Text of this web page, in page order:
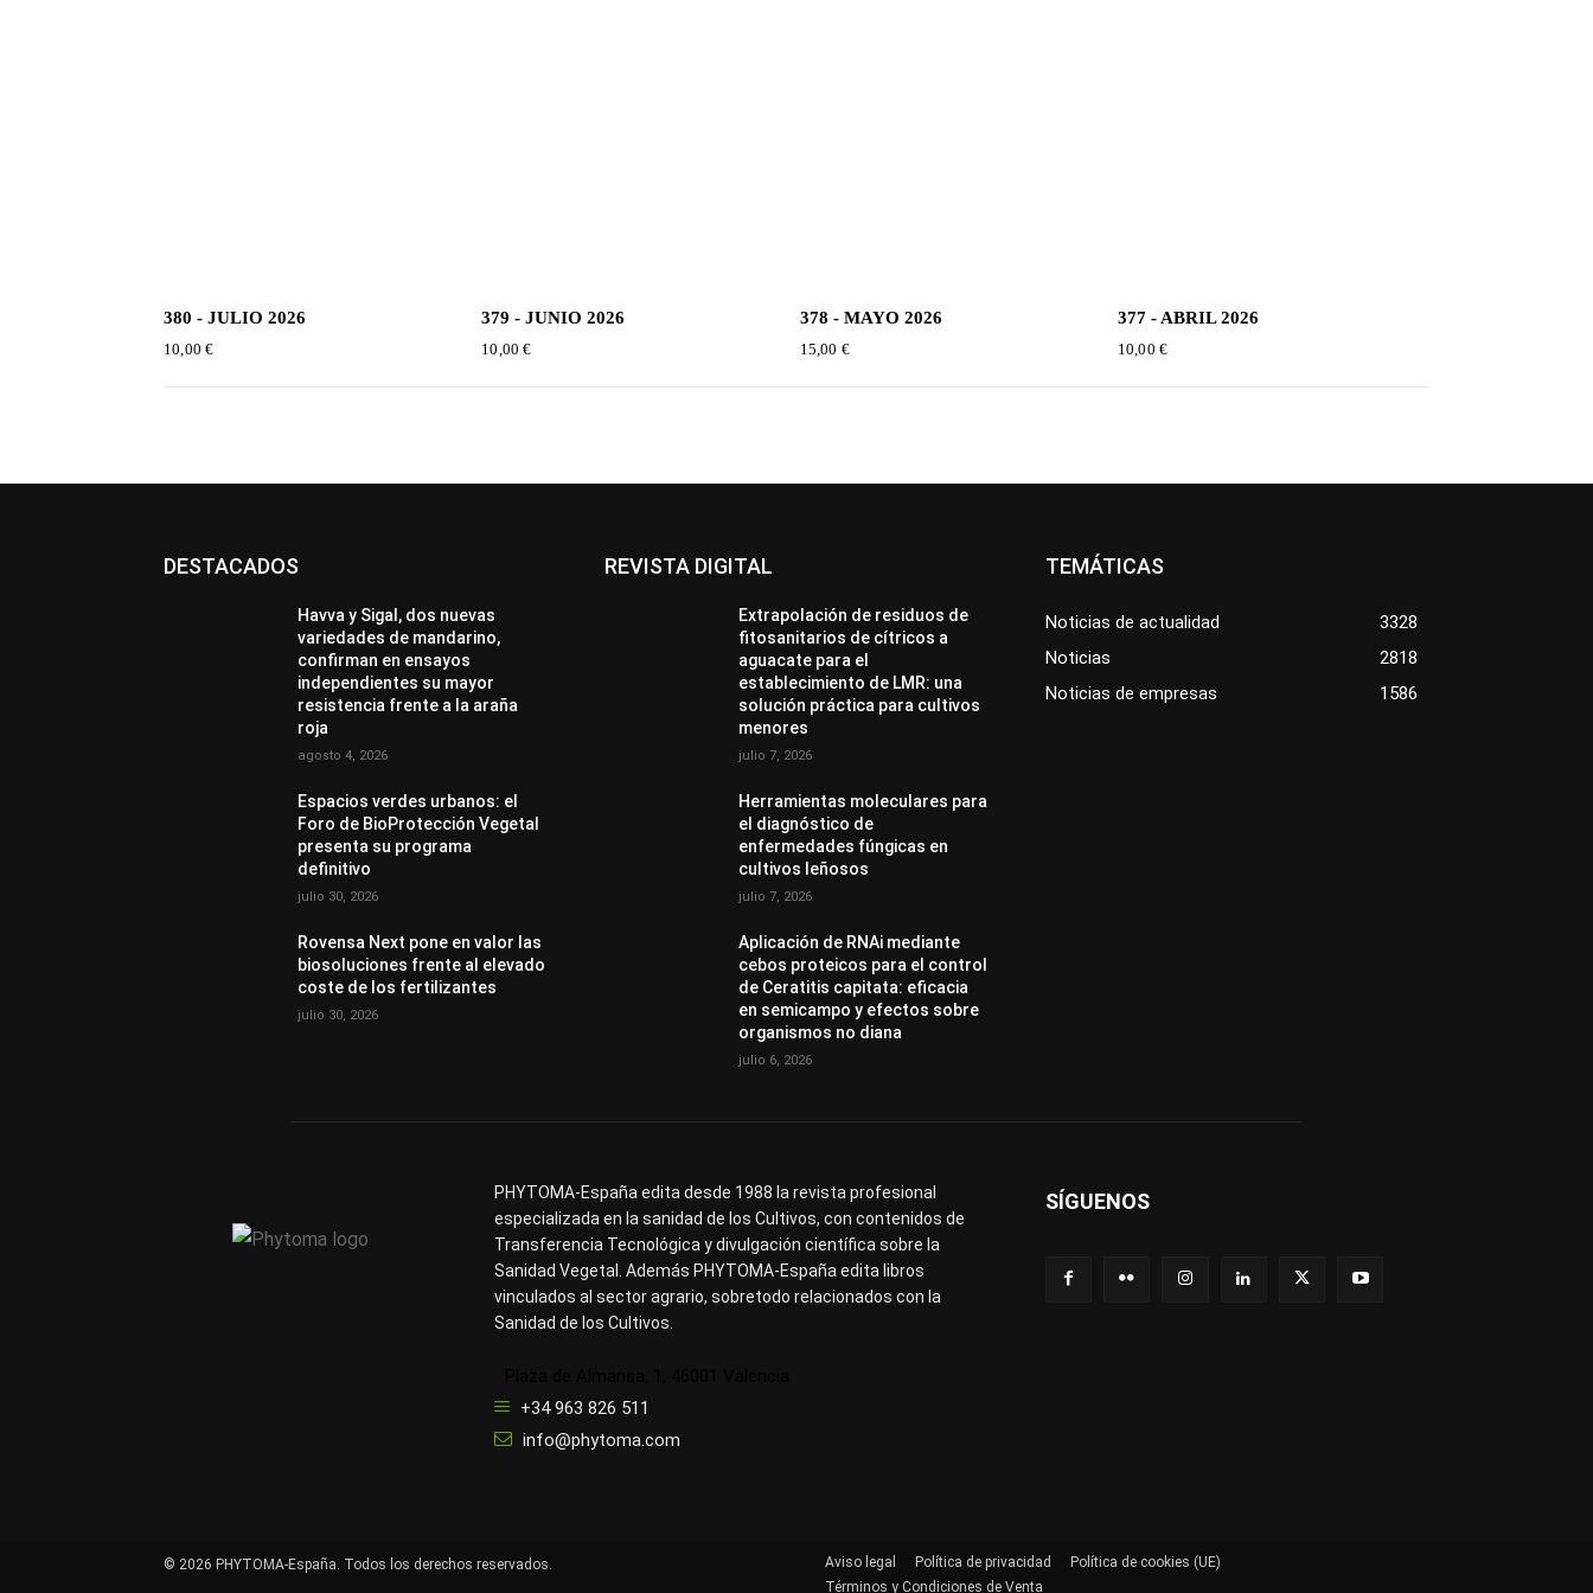
380 - JULIO 2026
10,00€
379 - JUNIO 2026
10,00€
378 - MAYO 2026
15,00 €
377 - ABRIL 2026
10,00 €
DESTACADOS
Havva y Sigal, dos nuevas
variedades de mandarino,
confirman en ensayos
independientes su mayor
resistencia frente a la araña
roja
agosto 4, 2026
Espacios verdes urbanos: el
Foro de BioProtección Vegetal
presenta su programa
definitivo
julio 30, 2026
Rovensa Next pone en valor las
biosoluciones frente al elevado
coste de los fertilizantes
julio 30, 2026
REVISTA DIGITAL
Extrapolación de residuos de
fitosanitarios de cítricos a
aguacate para el
establecimiento de LMR: una
solución práctica para cultivos
menores
julio 7, 2026
Herramientas moleculares para
el diagnóstico de
enfermedades fúngicas en
cultivos leñosos
julio 7, 2026
Aplicación de RNAi mediante
cebos proteicos para el control
de Ceratitis capitata: eficacia
en semicampo y efectos sobre
organismos no diana
julio 6, 2026
TEMÁTICAS
Noticias de actualidad
3328
Noticias
2818
Noticias de empresas
1586
PHYTOMA-España edita desde 1988 la revista profesional
especializada en la sanidad de los Cultivos, con contenidos de
Transferencia Tecnológica y divulgación científica sobre la
Sanidad Vegetal. Además PHYTOMA-España edita libros
vinculados al sector agrario, sobretodo relacionados con la
Sanidad de los Cultivos.
+34 963 826 511
info@phytoma.com
SÍGUENOS
© 2026 PHYTOMA-España. Todos los derechos reservados. Aviso legal Política de privacidad
Política de cookies (UE)
Términos y Condiciones de Venta